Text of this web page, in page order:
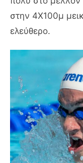
στην 4Χ100μ
ελεύθερο.